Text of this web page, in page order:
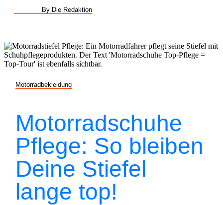
By Die Redaktion
Motorradbekleidung
Motorradschuhe
Pflege: So bleiben
Deine Stiefel
lange top!